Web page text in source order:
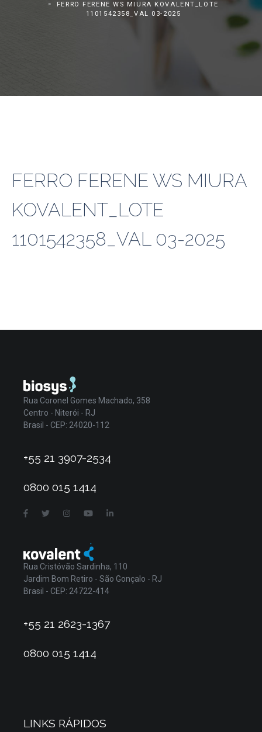
FERRO FERENE WS MIURA KOVALENT_LOTE
1101542358_VAL 03-2025
FERRO FERENE WS MIURA
KOVALENT_LOTE
1101542358_VAL 03-2025
Rua Coronel Gomes Machado, 358
Centro - Niterói - RJ
Brasil - CEP: 24020-112
+55 21 3907-2534
0800 015 1414
Rua Cristóvão Sardinha, 110
Jardim Bom Retiro - São Gonçalo - RJ
Brasil - CEP: 24722-414
+55 21 2623-1367
0800 015 1414
LINKS RÁPIDOS